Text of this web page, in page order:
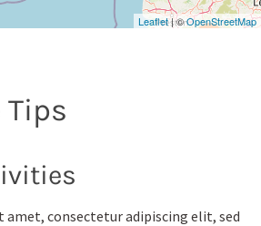
Leaflet| ©OpenStreetMap
amet, consectetur adipiscing elit, sed